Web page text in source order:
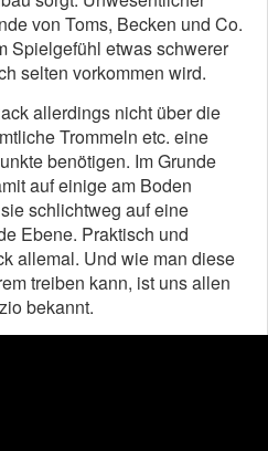
von Toms, Becken und Co.
Spielgefühl etwas schwerer
selten vorkommen wird.
allerdings nicht über die
Trommeln etc. eine
benötigen. Im Grunde
auf einige am Boden
schlichtweg auf eine
Ebene. Praktisch und
allemal. Und wie man diese
treiben kann, ist uns allen
bekannt.